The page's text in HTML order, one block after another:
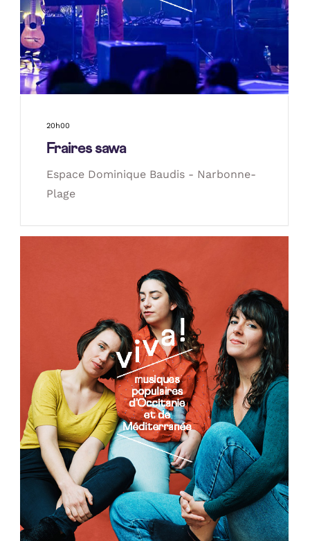
20h00
Fraires sawa
Espace Dominique Baudis - Narbonne-
Plage